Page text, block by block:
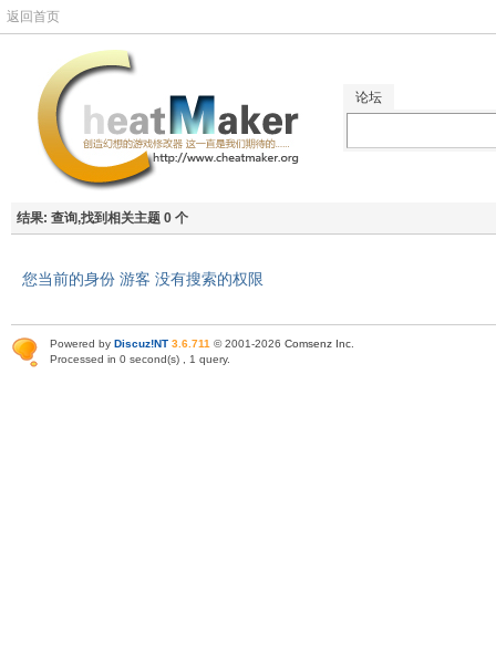
返回首页
论坛
结果: 查询,找到相关主题 0 个
您当前的身份 游客 没有搜索的权限
Powered by Discuz!NT 3.6.711 © 2001-2026 Comsenz Inc
Processed in 0 second(s) , 1 query.